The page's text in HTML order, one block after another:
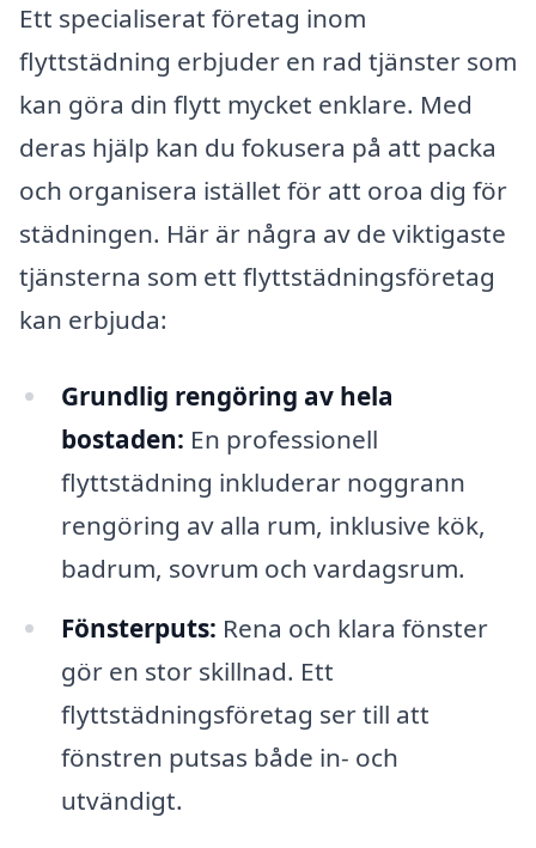
Ett specialiserat företag inom
flyttstädning erbjuder en rad tjänster som
kan göra din flytt mycket enklare. Med
deras hjälp kan du fokusera på att packa
och organisera istället för att oroa dig för
städningen. Här är några av de viktigaste
tjänsterna som ett flyttstädningsföretag
kan erbjuda:
Grundlig rengöring av hela
bostaden: En professionell
flyttstädning inkluderar noggrann
rengöring av alla rum, inklusive kök,
badrum, sovrum och vardagsrum.
Fönsterputs: Rena och klara fönster
gör en stor skillnad. Ett
flyttstädningsföretag ser till att
fönstren putsas både in- och
utvändigt.